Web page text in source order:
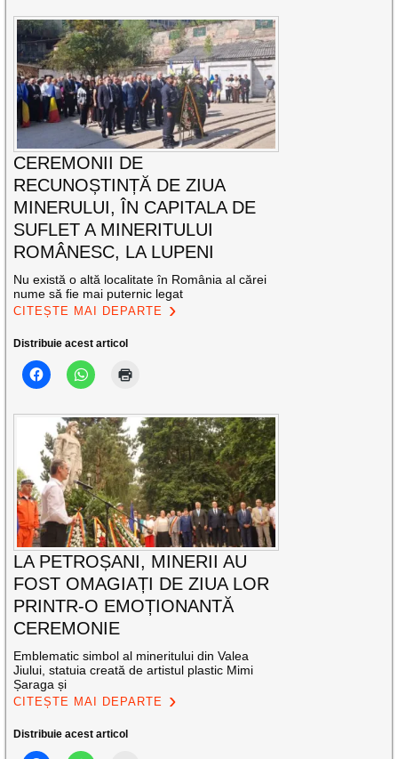
CEREMONII DE
RECUNOȘTINȚĂ DE ZIUA
MINERULUI, ÎN CAPITALA DE
SUFLET A MINERITULUI
ROMÂNESC, LA LUPENI
Nu există o altă localitate în România al cărei
nume să fie mai puternic legat
CITEȘTE MAI DEPARTE
Distribuie acest articol
LA PETROȘANI, MINERII AU
FOST OMAGIAȚI DE ZIUA LOR
PRINTR-O EMOȚIONANTĂ
CEREMONIE
Emblematic simbol al mineritului din Valea
Jiului, statuia creată de artistul plastic Mimi
Șaraga și
CITEȘTE MAI DEPARTE
Distribuie acest articol